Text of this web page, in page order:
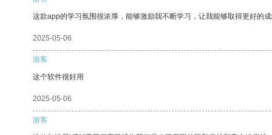
这款app的学习氛围很浓厚，能够激励我不断学习，让我能够取得更好的成
2025-05-06
游客
这个软件很好用
2025-05-06
游客